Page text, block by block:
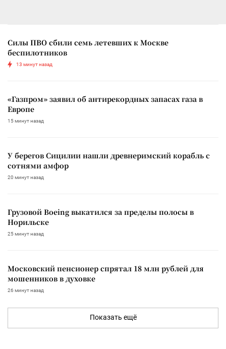
Силы ПВО сбили семь летевших к Москве
беспилотников
13 минут назад
«Газпром» заявил об антирекордных запасах газа в
Европе
15 минут назад
У берегов Сицилии нашли древнеримский корабль с
сотнями амфор
20 минут назад
Грузовой Boeing выкатился за пределы полосы в
Норильске
25 минут назад
Московский пенсионер спрятал 18 млн рублей для
мошенников в духовке
26 минут назад
Показать ещё